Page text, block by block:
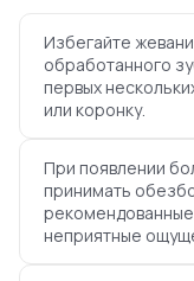
Избегайте
обработанного
первых
или коронку.
При появлении
принимать
неприятные